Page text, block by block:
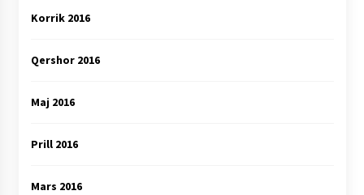
Korrik 2016
Qershor 2016
Maj 2016
Prill 2016
Mars 2016